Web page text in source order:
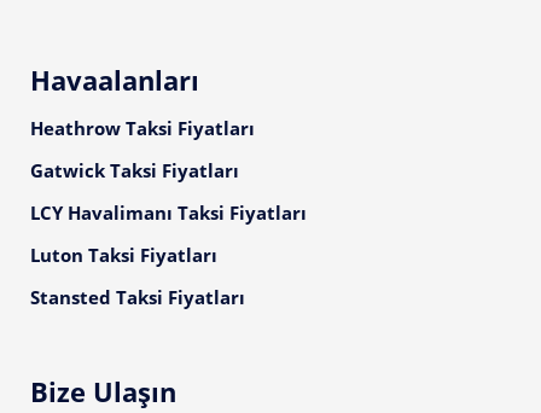
Havaalanları
Heathrow Taksi Fiyatları
Gatwick Taksi Fiyatları
LCY Havalimanı Taksi Fiyatları
Luton Taksi Fiyatları
Stansted Taksi Fiyatları
Bize Ulaşın